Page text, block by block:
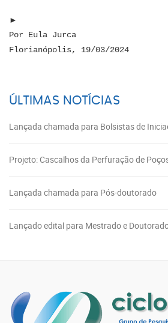
►
Por Eula Jurca
Florianópolis, 19/03/2024
ÚLTIMAS NOTÍCIAS
Lançada chamada para Bolsistas de
Projeto: Cascalhos da Perfuração de
Lançada chamada para Pós-doutorado
Lançado edital para Mestrado e